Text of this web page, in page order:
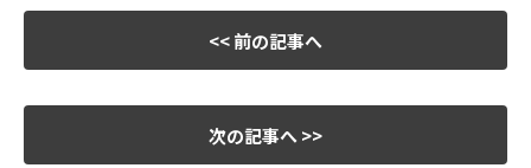
<< 前の記事へ
次の記事へ >>